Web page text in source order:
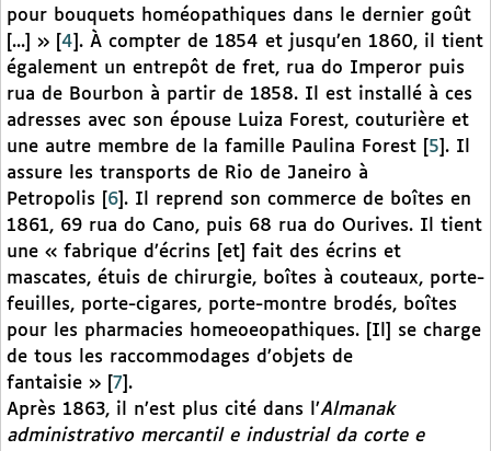
pour bouquets homéopathiques dans le dernier goût
[...] »
4 . À compter de 1854 et jusqu’en 1860, il tient
également un entrepôt de fret, rua do Imperor puis
rua de Bourbon à partir de 1858. Il est installé à ces
adresses avec son épouse Luiza Forest, couturière et
une autre membre de la famille Paulina Forest
5 . Il
assure les transports de Rio de Janeiro à
Petropolis
6 . Il reprend son commerce de boîtes en
1861, 69 rua do Cano, puis 68 rua do Ourives. Il tient
une « fabrique d’écrins [et] fait des écrins et
mascates, étuis de chirurgie, boîtes à couteaux, porte-
feuilles, porte-cigares, porte-montre brodés, boîtes
pour les pharmacies homeoeopathiques. [Il] se charge
de tous les raccommodages d’objets de
fantaisie »
7 .
Après 1863, il n’est plus cité dans l’Almanak
administrativo mercantil e industrial da corte e